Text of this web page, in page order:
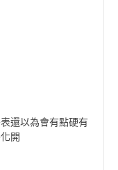
還以為會有點硬有
開